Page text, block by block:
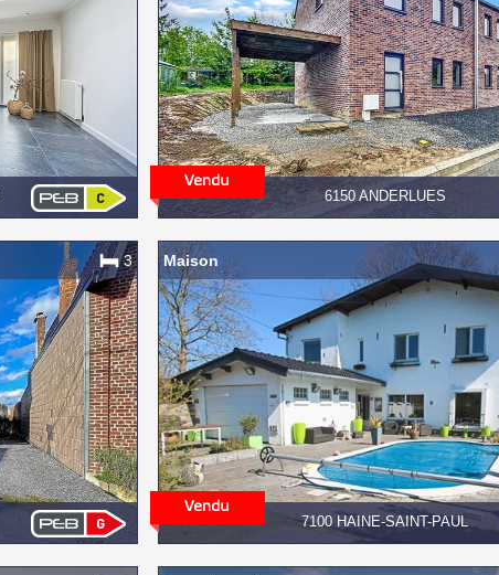
6150 ANDERLUES
3
7100 HAINE-SAINT-PAUL
Maison